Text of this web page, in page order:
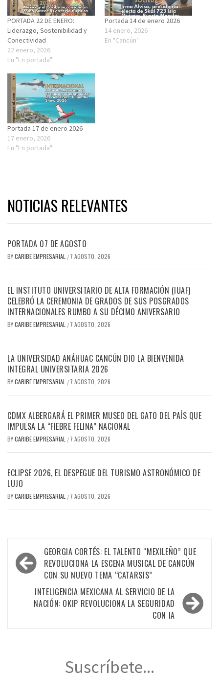
PORTADA 22 DE ENERO:
Liderazgo, Sostenibilidad y
Conectividad
22 enero, 2026
En "En portada"
Portada 14 de enero 2026
14 enero, 2026
En "Cancún"
Portada 17 de enero 2026
17 enero, 2026
En "En portada"
NOTICIAS RELEVANTES
PORTADA 07 DE AGOSTO
BYCARIBE EMPRESARIAL / 7 AGOSTO, 2026
EL INSTITUTO UNIVERSITARIO DE ALTA FORMACIÓN (IUAF)
CELEBRÓ LA CEREMONIA DE GRADOS DE SUS POSGRADOS
INTERNACIONALES RUMBO A SU DÉCIMO ANIVERSARIO
BYCARIBE EMPRESARIAL / 7 AGOSTO, 2026
LA UNIVERSIDAD ANÁHUAC CANCÚN DIO LA BIENVENIDA
INTEGRAL UNIVERSITARIA 2026
BYCARIBE EMPRESARIAL / 7 AGOSTO, 2026
CDMX ALBERGARÁ EL PRIMER MUSEO DEL GATO DEL PAÍS QUE
IMPULSA LA “FIEBRE FELINA” NACIONAL
BYCARIBE EMPRESARIAL / 7 AGOSTO, 2026
ECLIPSE 2026, EL DESPEGUE DEL TURISMO ASTRONÓMICO DE
LUJO
BYCARIBE EMPRESARIAL / 7 AGOSTO, 2026
Navegación
de
entradas
GEORGIA CORTÉS: EL TALENTO “MEXILEÑO” QUE
REVOLUCIONA LA ESCENA MUSICAL DE CANCÚN
CON SU NUEVO TEMA “CATARSIS”
INTELIGENCIA MEXICANA AL SERVICIO DE LA
NACIÓN: OKIP REVOLUCIONA LA SEGURIDAD
CON IA
Suscríbete...